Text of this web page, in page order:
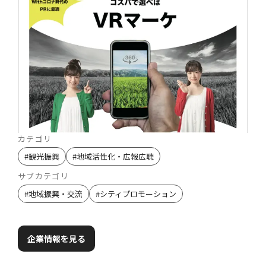
カテゴリ
#観光振興 #地域活性化・広報広聴
サブカテゴリ
#地域振興・交流 #シティプロモーション
企業情報を見る